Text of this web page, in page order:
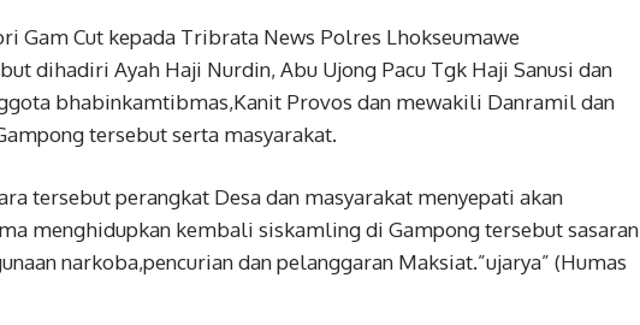
Gam Cut kepada Tribrata News Polres Lhokseumawe
dihadiri Ayah Haji Nurdin, Abu Ujong Pacu Tgk Haji Sanusi dan
bhabinkamtibmas,Kanit Provos dan mewakili Danramil dan
tersebut serta masyarakat.
tersebut perangkat Desa dan masyarakat menyepati akan
menghidupkan kembali siskamling di Gampong tersebut sasaran
narkoba,pencurian dan pelanggaran Maksiat.”ujarya” (Humas